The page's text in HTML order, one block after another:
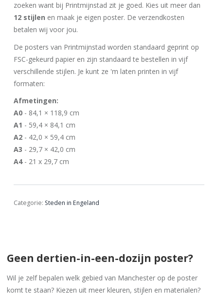
zoeken want bij Printmijnstad zit je goed. Kies uit meer dan
12 stijlen en maak je eigen poster. De verzendkosten
betalen wij voor jou.
De posters van Printmijnstad worden standaard geprint op
FSC-gekeurd papier en zijn standaard te bestellen in vijf
verschillende stijlen. Je kunt ze 'm laten printen in vijf
formaten:
Afmetingen:
A0 - 84,1 × 118,9 cm
A1 - 59,4 × 84,1 cm
A2 - 42,0 × 59,4 cm
A3 - 29,7 × 42,0 cm
A4- 21 x 29,7 cm
Categorie: Steden in Engeland
Geen dertien-in-een-dozijn poster?
Wil je zelf bepalen welk gebied van Manchester op de poster
komt te staan? Kiezen uit meer kleuren, stijlen en materialen?